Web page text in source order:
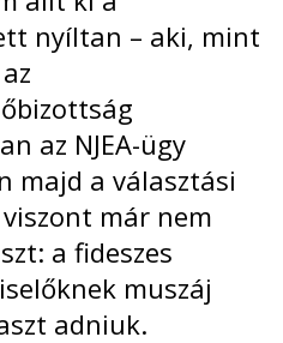
nyíltan – aki, mint
az NJEA-ügy
majd a választási
már nem
a fideszes
muszáj
adniuk.